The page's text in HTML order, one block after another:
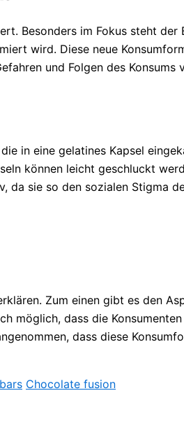
Besonders im Fokus steht der
wird. Diese neue
und Folgen des Konsums
in eine gelatines Kapsel
können leicht geschluckt
da sie so den sozialen Stigma
Zum einen gibt es den
möglich, dass die
dass diese
Chocolate fusion